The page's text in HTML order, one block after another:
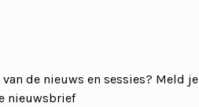
de nieuws en sessies? Meld je
nieuwsbrief